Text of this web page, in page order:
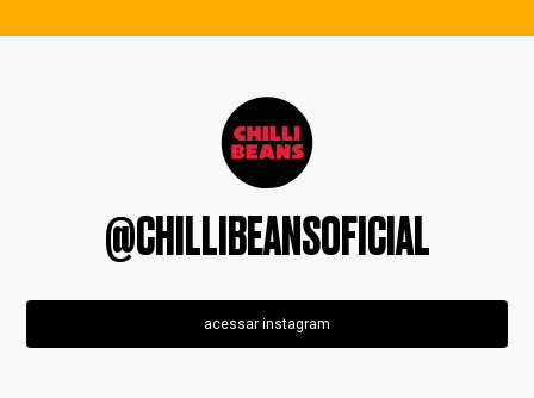
@CHILLIBEANSOFICIAL
acessar instagram